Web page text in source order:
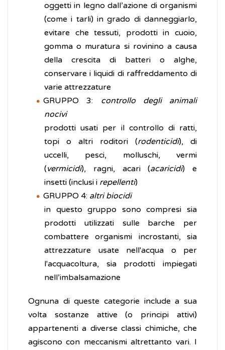
oggetti in legno dall’azione di organismi
(come i tarli) in grado di danneggiarlo,
evitare che tessuti, prodotti in cuoio,
gomma o muratura si rovinino a causa
della crescita di batteri o alghe,
conservare i liquidi di raffreddamento di
varie attrezzature
GRUPPO 3: controllo degli animali
nocivi
prodotti usati per il controllo di ratti,
topi o altri roditori (rodenticidi), di
uccelli, pesci, molluschi, vermi
(vermicidi), ragni, acari (acaricidi) e
insetti (inclusi i repellenti)
GRUPPO 4: altri biocidi
in questo gruppo sono compresi sia
prodotti utilizzati sulle barche per
combattere organismi incrostanti, sia
attrezzature usate nell'acqua o per
l'acquacoltura, sia prodotti impiegati
nell’imbalsamazione
Ognuna di queste categorie include a sua
volta sostanze attive (o principi attivi)
appartenenti a diverse classi chimiche, che
agiscono con meccanismi altrettanto vari. I